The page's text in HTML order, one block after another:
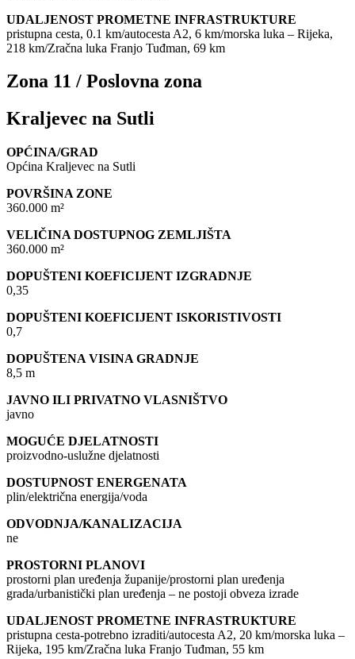
UDALJENOST PROMETNE INFRASTRUKTURE
pristupna cesta, 0.1 km/autocesta A2, 6 km/morska luka – Rijeka,
218 km/Zračna luka Franjo Tuđman, 69 km
Zona 11 / Poslovna zona
Kraljevec na Sutli
OPĆINA/GRAD
Općina Kraljevec na Sutli
POVRŠINA ZONE
360.000 m²
VELIČINA DOSTUPNOG ZEMLJIŠTA
360.000 m²
DOPUŠTENI KOEFICIJENT IZGRADNJE
0,35
DOPUŠTENI KOEFICIJENT ISKORISTIVOSTI
0,7
DOPUŠTENA VISINA GRADNJE
8,5 m
JAVNO ILI PRIVATNO VLASNIŠTVO
javno
MOGUĆE DJELATNOSTI
proizvodno-uslužne djelatnosti
DOSTUPNOST ENERGENATA
plin/električna energija/voda
ODVODNJA/KANALIZACIJA
ne
PROSTORNI PLANOVI
prostorni plan uređenja županije/prostorni plan uređenja
grada/urbanistički plan uređenja – ne postoji obveza izrade
UDALJENOST PROMETNE INFRASTRUKTURE
pristupna cesta-potrebno izraditi/autocesta A2, 20 km/morska luka –
Rijeka, 195 km/Zračna luka Franjo Tuđman, 55 km